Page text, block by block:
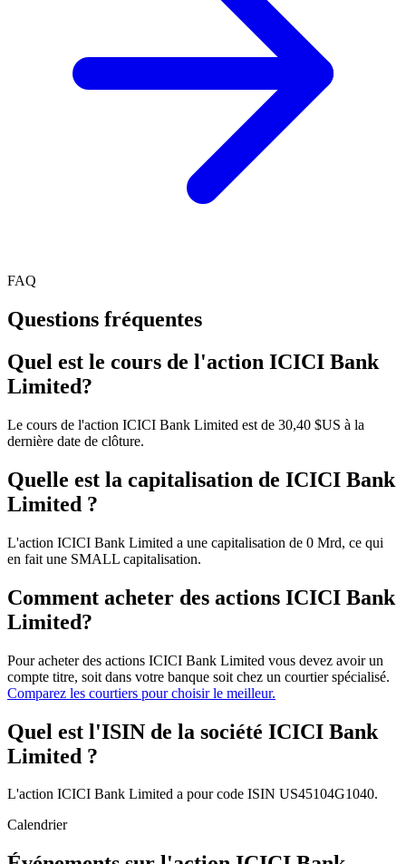
FAQ
Questions fréquentes
Quel est le cours de l'action ICICI Bank
Limited?
Le cours de l'action ICICI Bank Limited est de 30,40 $US à la
dernière date de clôture.
Quelle est la capitalisation de ICICI Bank
Limited ?
L'action ICICI Bank Limited a une capitalisation de 0 Mrd, ce qui
en fait une SMALL capitalisation.
Comment acheter des actions ICICI Bank
Limited?
Pour acheter des actions ICICI Bank Limited vous devez avoir un
compte titre, soit dans votre banque soit chez un courtier spécialisé.
Comparez les courtiers pour choisir le meilleur.
Quel est l'ISIN de la société ICICI Bank
Limited ?
L'action ICICI Bank Limited a pour code ISIN US45104G1040.
Calendrier